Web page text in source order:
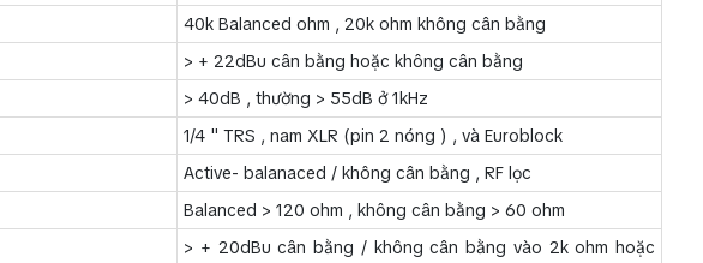
40k Balanced ohm , 20k ohm không cân bằng
> + 22dBu cân bằng hoặc không cân bằng
> 40dB , thường > 55dB ở 1kHz
1/4 " TRS , nam XLR (pin 2 nóng ) , và Euroblock
Active- balanaced / không cân bằng , RF lọc
Balanced > 120 ohm , không cân bằng > 60 ohm
> + 20dBu cân bằng / không cân bằng vào 2k ohm hoặc